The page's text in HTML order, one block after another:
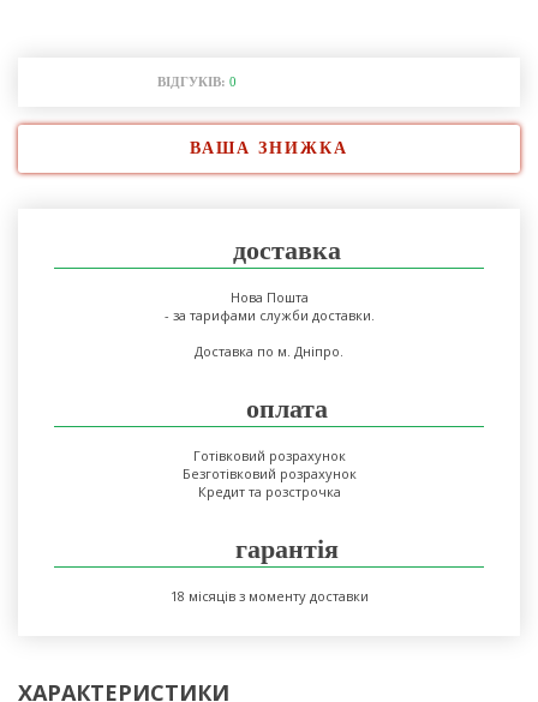
ВІДГУКІВ: 0
ВАША ЗНИЖКА
доставка
Нова Пошта
- за тарифами служби доставки.
Доставка по м. Дніпро.
оплата
Готівковий розрахунок
Безготівковий розрахунок
Кредит та розстрочка
гарантія
18 місяців з моменту доставки
ХАРАКТЕРИСТИКИ